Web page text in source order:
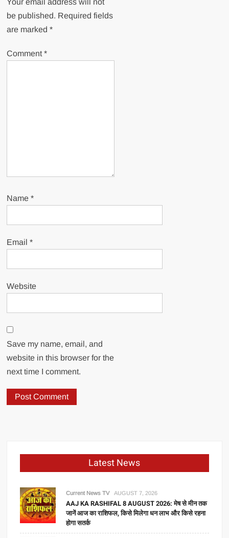
be published. Required fields
are marked*
Comment*
Name*
Email*
Website
Save my name, email, and
website in this browser for the
next time I comment.
Latest News
Current News TV AUGUST 7, 2026
AAJ KA RASHIFAL 8 AUGUST 2026: मेष से मीन तक
जानें आज का राशिफल, किसे मिलेगा धन लाभ और किसे रहना
होगा सतर्क